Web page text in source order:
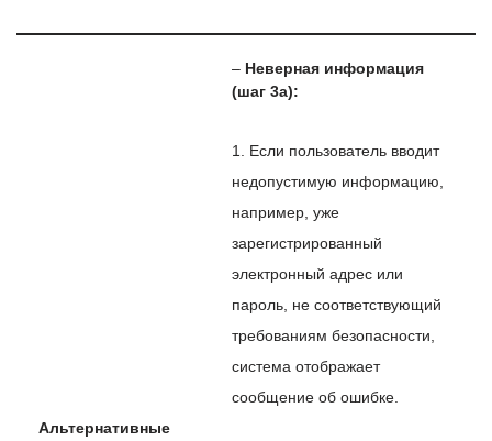
Альтернативные
– Неверная информация
(шаг 3a):
1. Если пользователь вводит
недопустимую информацию,
например, уже
зарегистрированный
электронный адрес или
пароль, не соответствующий
требованиям безопасности,
система отображает
сообщение об ошибке.